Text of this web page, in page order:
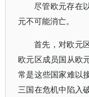
尽管欧元存在
元不可能消亡。
首先，对欧元
欧元区成员国从欧
常是这些国家难以
三国在危机中陷入